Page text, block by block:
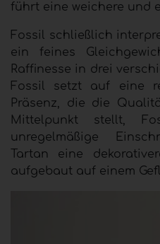
führt eine weichere und
Fossil schließlich
ein feines
Raffinesse in drei
Fossil setzt auf eine
Präsenz, die die
Mittelpunkt stellt,
unregelmäßige
Tartan eine
aufgebaut auf einem